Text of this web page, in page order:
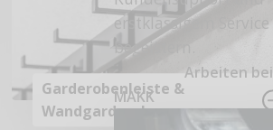
erstklassigem Service
begeistern.
Arbeiten bei
MAKK
Garderobenleiste &
Wandgarderobe